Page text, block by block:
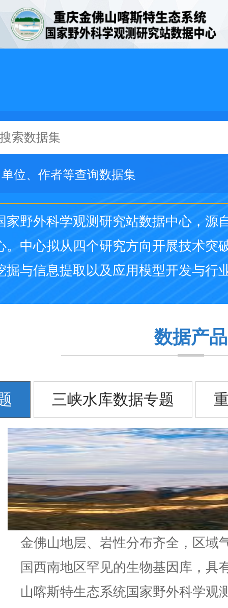
位、作者等查询数据集
野外科学观测研究站数据中心，
中心拟从四个研究方向开展技术
与信息提取以及应用模型开发与行
数据产品
三峡水库数据专题
金佛山地层、岩性分布齐全，区域
国西南地区罕见的生物基因库，具
山喀斯特生态系统国家野外科学观